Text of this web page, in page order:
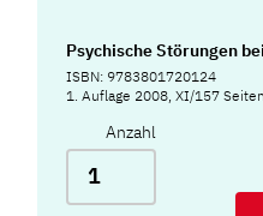
Psychische Störungen
ISBN: 9783801720124
1. Auflage 2008, XI/157 Seiten
Anzahl